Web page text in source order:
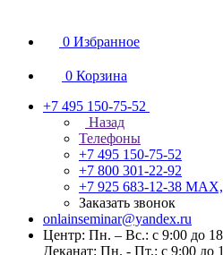
0 Избранное
0 Корзина
+7 495 150-75-52
Назад
Телефоны
+7 495 150-75-52
+7 800 301-22-92
+7 925 683-12-38 MAX,
Заказать звонок
onlainseminar@yandex.ru
Центр: Пн. – Вс.: с 9:00 до
Деканат: Пн. - Пт.: с 9:00 до